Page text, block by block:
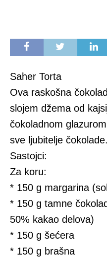
Saher Torta
Ova raskošna
slojem džema od
čokoladnom
sve ljubitelje čokolade.
Sastojci:
Za koru:
* 150 g margarina
* 150 g tamne
50% kakao delova)
* 150 g šećera
* 150 g brašna